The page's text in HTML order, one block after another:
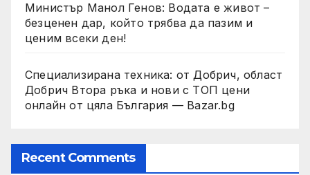
Министър Манол Генов: Водата е живот –
безценен дар, който трябва да пазим и
ценим всеки ден!
Специализирана техника: от Добрич, област
Добрич Втора ръка и нови с ТОП цени
онлайн от цяла България — Bazar.bg
Recent Comments